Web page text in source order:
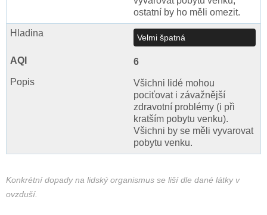
ostatní by ho měli omezit.
Velmi špatná
6
Všichni lidé mohou
pociťovat i závažnější
zdravotní problémy (i při
kratším pobytu venku).
Všichni by se měli vyvarovat
pobytu venku.
Konkrétní dopady na lidský organismus se liší dle dané látky v
ovzduší.